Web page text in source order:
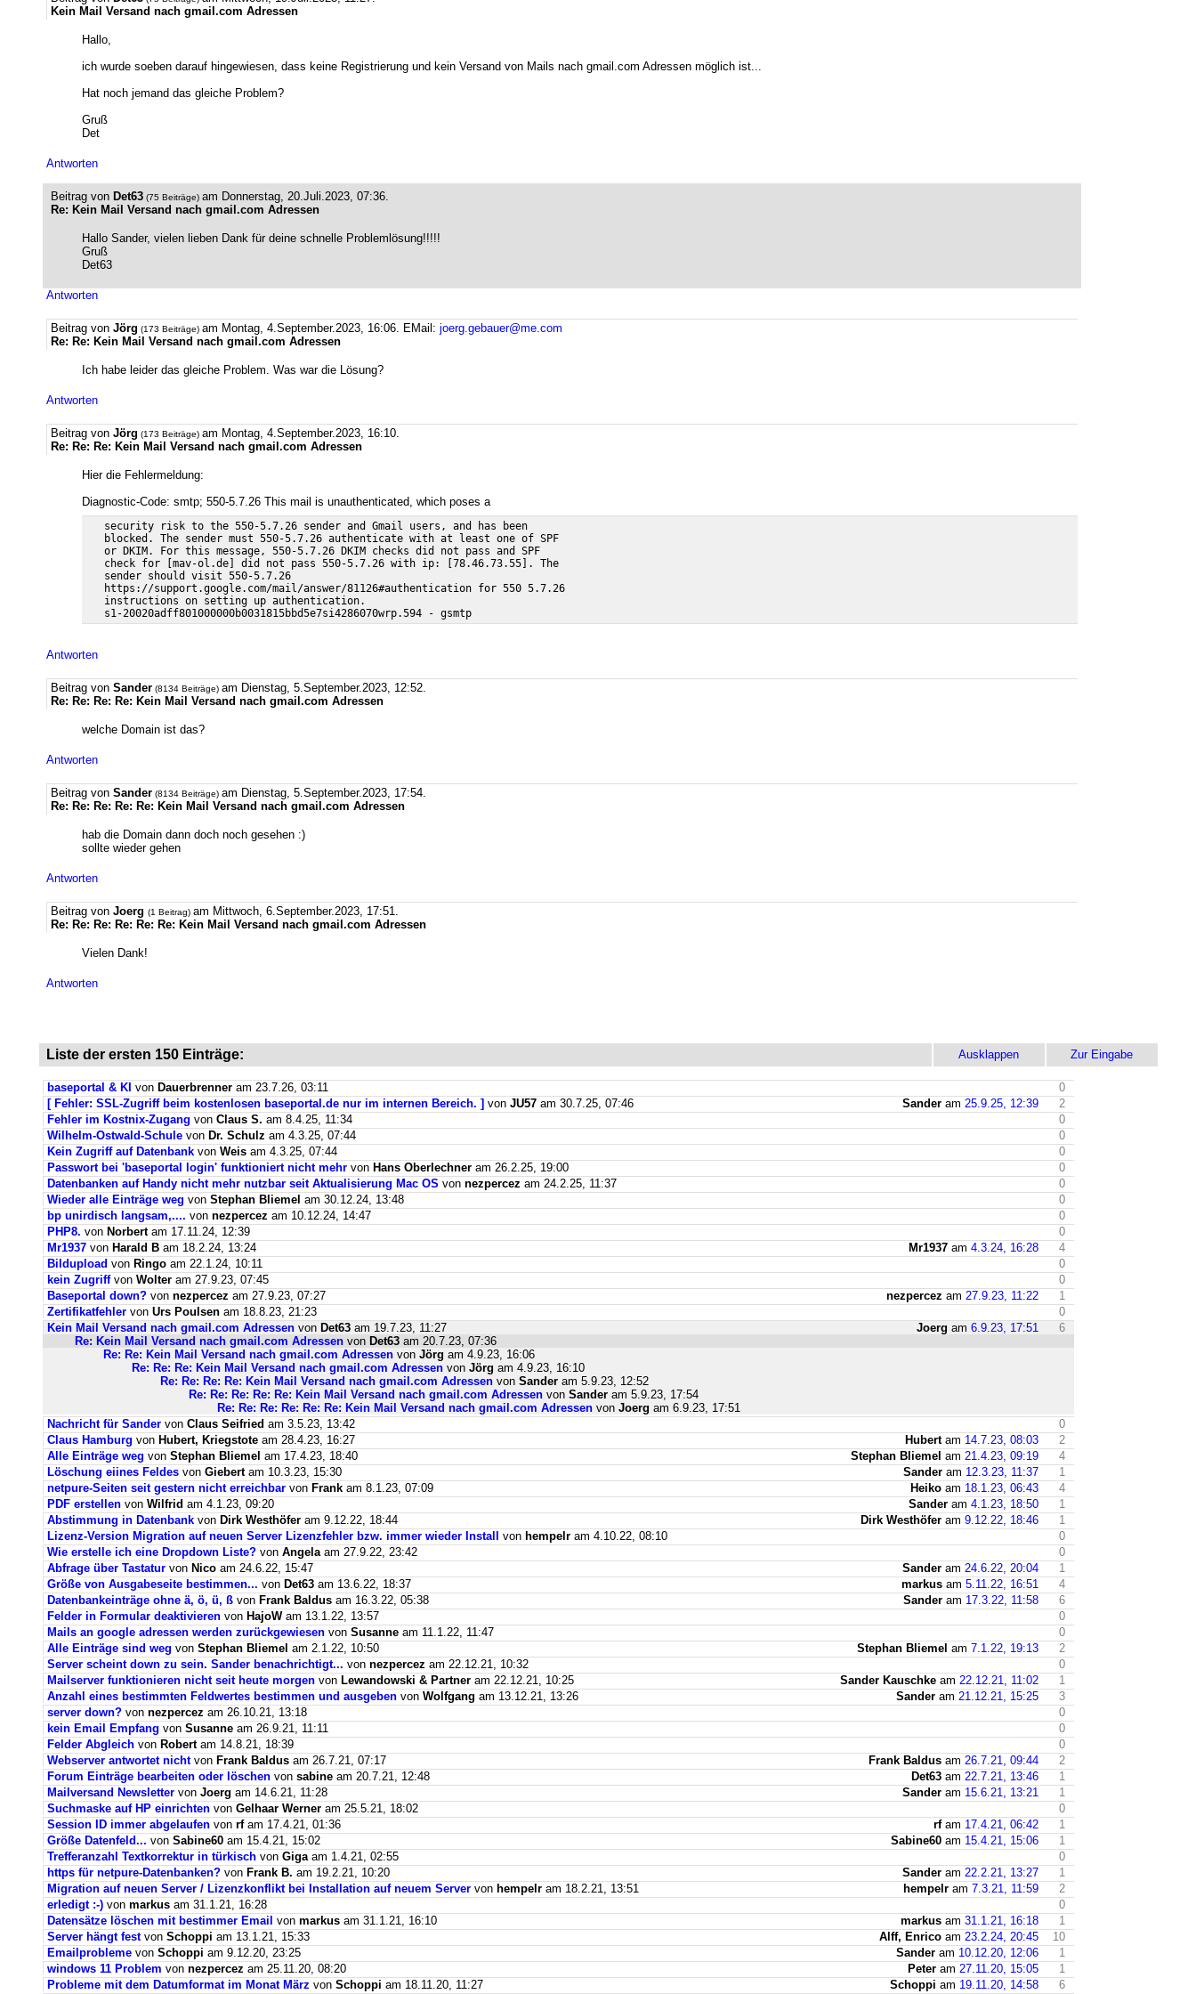
Kein Mail Versand nach gmail.com Adressen
Hallo,
ich wurde soeben darauf hingewiesen, dass keine Registrierung und kein Versand von Mails nach gmail.com Adressen möglich ist...
Hat noch jemand das gleiche Problem?
Gruß
Det
Antworten
Beitrag von Det63 (75 Beiträge) am Donnerstag, 20.Juli.2023, 07:36.
Re: Kein Mail Versand nach gmail.com Adressen
Hallo Sander, vielen lieben Dank für deine schnelle Problemlösung!!!!!
Gruß
Det63
Antworten
Beitrag von Jörg (173 Beiträge) am Montag, 4.September.2023, 16:06. EMail: joerg.gebauer@me.com
Re: Re: Kein Mail Versand nach gmail.com Adressen
Ich habe leider das gleiche Problem. Was war die Lösung?
Antworten
Beitrag von Jörg (173 Beiträge) am Montag, 4.September.2023, 16:10.
Re: Re: Re: Kein Mail Versand nach gmail.com Adressen
Hier die Fehlermeldung:
Diagnostic-Code: smtp; 550-5.7.26 This mail is unauthenticated, which poses a
security risk to the 550-5.7.26 sender and Gmail users, and has been
blocked. The sender must 550-5.7.26 authenticate with at least one of SPF
or DKIM. For this message, 550-5.7.26 DKIM checks did not pass and SPF
check for [mav-ol.de] did not pass 550-5.7.26 with ip: [78.46.73.55]. The
sender should visit 550-5.7.26
https://support.google.com/mail/answer/81126#authentication for 550 5.7.26
instructions on setting up authentication.
Antworten
Beitrag von Sander (8134 Beiträge) am Dienstag, 5.September.2023, 12:52.
Re: Re: Re: Re: Kein Mail Versand nach gmail.com Adressen
welche Domain ist das?
Antworten
Beitrag von Sander (8134 Beiträge) am Dienstag, 5.September.2023, 17:54.
Re: Re: Re: Re: Re: Kein Mail Versand nach gmail.com Adressen
hab die Domain dann doch noch gesehen :)
sollte wieder gehen
Antworten
Beitrag von Joerg (1 Beitrag) am Mittwoch, 6.September.2023, 17:51.
Re: Re: Re: Re: Re: Re: Kein Mail Versand nach gmail.com Adressen
Vielen Dank!
Antworten
Liste der ersten 150 Einträge: Ausklappen Zur Eingabe
baseportal & KI von Dauerbrenner am 23.7.26, 03:11
0
[ Fehler: SSL-Zugriff beim kostenlosen baseportal.de nur im internen Bereich. ] von JU57 am 30.7.25, 07:46 Sander am 25.9.25, 12:39
2
Fehler im Kostnix-Zugang von Claus S. am 8.4.25, 11:34
0
Wilhelm-Ostwald-Schule von Dr. Schulz am 4.3.25, 07:44
0
Kein Zugriff auf Datenbank von Weis am 4.3.25, 07:44
0
Passwort bei 'baseportal login' funktioniert nicht mehr von Hans Oberlechner am 26.2.25, 19:00
0
Datenbanken auf Handy nicht mehr nutzbar seit Aktualisierung Mac OS von nezpercez am 24.2.25, 11:37
0
Wieder alle Einträge weg von Stephan Bliemel am 30.12.24, 13:48
0
bp unirdisch langsam,.... von nezpercez am 10.12.24, 14:47
0
PHP8. von Norbertam 17.11.24, 12:39
0
Mr1937 von Harald B am 18.2.24, 13:24 Mr1937 am 4.3.24, 16:28
4
Bildupload von Ringo am 22.1.24, 10:11
0
kein Zugriffvon Wolter am 27.9.23, 07:45
0
Baseportal down? von nezpercez am 27.9.23, 07:27 nezpercez am 27.9.23, 11:22
1
Zertifikatfehler von Urs Poulsen am 18.8.23, 21:23
0
Kein Mail Versand nach gmail.com Adressen von Det63 am 19.7.23, 11:27 Joerg am 6.9.23, 17:51
6
Re: Kein Mail Versand nach gmail.com Adressen von Det63 am 20.7.23, 07:36
Re: Re: Kein Mail Versand nach gmail.com Adressen von Jörg am 4.9.23, 16:06
Re: Re: Re: Kein Mail Versand nach gmail.com Adressen von Jörg am 4.9.23, 16:10
Re: Re: Re: Re: Kein Mail Versand nach gmail.com Adressen von Sander am 5.9.23, 12:52
Re: Re: Re: Re: Re: Kein Mail Versand nach gmail.com Adressen von Sander am 5.9.23, 17:54
Re: Re: Re: Re: Re: Re: Kein Mail Versand nach gmail.com Adressen von Joerg am 6.9.23, 17:51
Nachricht für Sander von Claus Seifried am 3.5.23, 13:42
0
Claus Hamburg von Hubert, Kriegstote am 28.4.23, 16:27 Hubertam 14.7.23, 08:03
2
Alle Einträge weg von Stephan Bliemel am 17.4.23, 18:40 Stephan Bliemel am 21.4.23, 09:19
4
Löschung eiines Feldes von Giebertam 10.3.23, 15:30 Sander am 12.3.23, 11:37
1
netpure-Seiten seit gestern nicht erreichbar von Frank am 8.1.23, 07:09 Heiko am 18.1.23, 06:43
4
PDF erstellen von Wilfrid am 4.1.23, 09:20 Sander am 4.1.23, 18:50
1
Abstimmung in Datenbank von Dirk Westhöfer am 9.12.22, 18:44 Dirk Westhöfer am 9.12.22, 18:46
1
Lizenz-Version Migration auf neuen Server Lizenzfehler bzw. immer wieder Install
von hempelr am 4.10.22, 08:10
0
Wie erstelle ich eine Dropdown Liste? von Angela am 27.9.22, 23:42
0
Abfrage über Tastatur von Nico am 24.6.22, 15:47 Sander am 24.6.22, 20:04
1
Größe von Ausgabeseite bestimmen... von Det63 am 13.6.22, 18:37 markus am 5.11.22, 16:51
4
Datenbankeinträge ohne ä, ö, ü, ß von Frank Baldus am 16.3.22, 05:38 Sander am 17.3.22, 11:58
6
Felder in Formular deaktivieren von HajoWam 13.1.22, 13:57
0
Mails an google adressen werden zurückgewiesen von Susanne am 11.1.22, 11:47
0
Alle Einträge sind weg von Stephan Bliemel am 2.1.22, 10:50 Stephan Bliemel am 7.1.22, 19:13
2
Server scheint down zu sein. Sander benachrichtigt... von nezpercez am 22.12.21, 10:32
0
Mailserver funktionieren nicht seit heute morgen von Lewandowski & Partner am 22.12.21, 10:25 Sander Kauschke am 22.12.21, 11:02
1
Anzahl eines bestimmten Feldwertes bestimmen und ausgeben von Wolfgang am 13.12.21, 13:26 Sander am 21.12.21, 15:25
3
server down? von nezpercez am 26.10.21, 13:18
0
kein Email Empfang von Susanne am 26.9.21, 11:11
0
Felder Abgleich von Robertam 14.8.21, 18:39
0
Webserver antwortet nichtvon Frank Baldus am 26.7.21, 07:17 Frank Baldus am 26.7.21, 09:44
2
Forum Einträge bearbeiten oder löschen von sabine am 20.7.21, 12:48 Det63 am 22.7.21, 13:46
1
Mailversand Newsletter von Joerg am 14.6.21, 11:28 Sander am 15.6.21, 13:21
1
Suchmaske auf HP einrichten von Gelhaar Werner am 25.5.21, 18:02
0
Session ID immer abgelaufen von rfam 17.4.21, 01:36 rfam 17.4.21, 06:42
1
Größe Datenfeld... von Sabine60 am 15.4.21, 15:02 Sabine60 am 15.4.21, 15:06
1
Trefferanzahl Textkorrektur in türkisch von Gigaam 1.4.21, 02:55
0
https für netpure-Datenbanken? von Frank B. am 19.2.21, 10:20 Sander am 22.2.21, 13:27
1
Migration auf neuen Server / Lizenzkonflikt bei Installation auf neuem Server von hempelr am 18.2.21, 13:51 hempelr am 7.3.21, 11:59
2
erledigt :-) von markus am 31.1.21, 16:28
0
Datensätze löschen mit bestimmer Email von markus am 31.1.21, 16:10 markus am 31.1.21, 16:18
1
Server hängt festvon Schoppi am 13.1.21, 15:33 Alff, Enrico am 23.2.24, 20:45
10
Emailprobleme von Schoppi am 9.12.20, 23:25 Sander am 10.12.20, 12:06
1
windows 11 Problem von nezpercez am 25.11.20, 08:20 Peter am 27.11.20, 15:05
1
Probleme mit dem Datumformat im Monat März von Schoppi am 18.11.20, 11:27 Schoppi am 19.11.20, 14:58 6